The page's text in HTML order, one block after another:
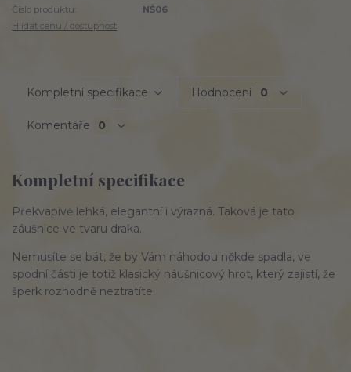
Číslo produktu:
NŠ06
Hlídat cenu / dostupnost
Kompletní specifikace Hodnocení 0
Komentáře 0
Kompletní specifikace
Překvapivě lehká, elegantní i výrazná. Taková je tato
záušnice ve tvaru draka.
Nemusíte se bát, že by Vám náhodou někde spadla, ve
spodní části je totiž klasický náušnicový hrot, který zajistí, že
šperk rozhodně neztratíte.